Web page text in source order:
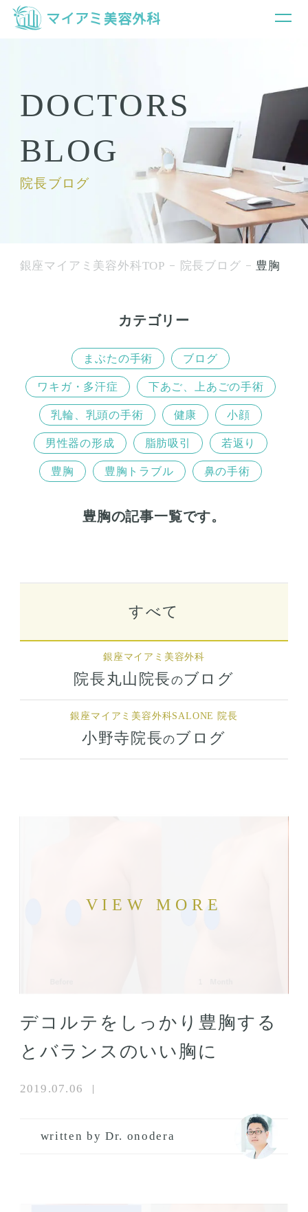
DOCTORS
BLOG
院長ブログ
銀座マイアミ美容外科TOP 院長ブログ 豊胸
カテゴリー
まぶたの手術 ブログ
ワキガ・多汗症 下あご、上あごの手術
乳輪、乳頭の手術 健康 小顔
男性器の形成 脂肪吸引 若返り
豊胸 豊胸トラブル 鼻の手術
豊胸の記事一覧です。
すべて
銀座マイアミ美容外科
院長丸山院長のブログ
銀座マイアミ美容外科SALONE 院長
小野寺院長のブログ
デコルテをしっかり豊胸する
とバランスのいい胸に
2019.07.06
written by Dr. onodera